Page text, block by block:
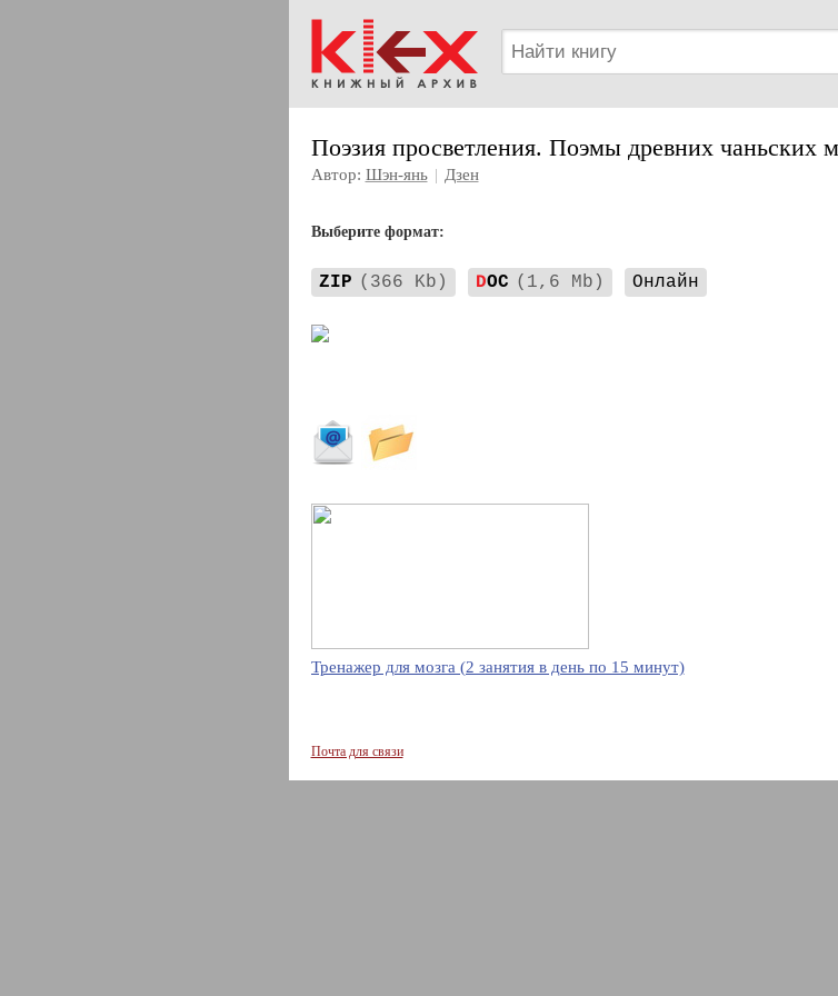
Поэзия просветления. Поэмы древних чаньских
Автор: Шэн-янь | Дзен
Выберите формат:
ZIP (366 Kb) DOC (1,6 Mb) Онлайн
Тренажер для мозга (2 занятия в день по 15 минут)
Почта для связи